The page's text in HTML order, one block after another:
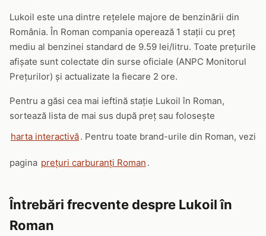
Lukoil este una dintre rețelele majore de benzinării din
România. În Roman compania operează 1 stații cu preț
mediu al benzinei standard de 9.59 lei/litru. Toate prețurile
afișate sunt colectate din surse oficiale (ANPC Monitorul
Prețurilor) și actualizate la fiecare 2 ore.
Pentru a găsi cea mai ieftină stație Lukoil în Roman,
sortează lista de mai sus după preț sau folosește
harta interactivă. Pentru toate brand-urile din Roman, vezi
pagina prețuri carburanți Roman .
Întrebări frecvente despre Lukoil în
Roman